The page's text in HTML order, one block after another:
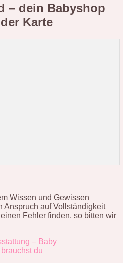
– dein Babyshop
Karte
Wissen und Gewissen
Anspruch auf Vollständigkeit
Fehler finden, so bitten wir
– Baby
du